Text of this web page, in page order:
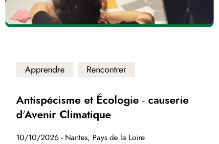
Apprendre Rencontrer
Antispécisme et Écologie - causerie
d'Avenir Climatique
10/10/2026 - Nantes, Pays de la Loire